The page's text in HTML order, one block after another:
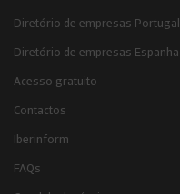
Diretório de empresas Portugal
Diretório de empresas Espanha
Acesso gratuito
Contactos
Iberinform
FAQs